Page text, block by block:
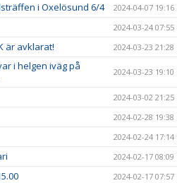
i Oxelösund 6/4 2024-04-07 19:16
2024-03-24 07:55
är avklarat! 2024-03-23 21:28
i helgen iväg på
2024-03-23 19:10
2024-03-02 21:25
2024-02-28 19:38
2024-02-24 17:14
2024-02-17 08:09
2024-02-17 07:57